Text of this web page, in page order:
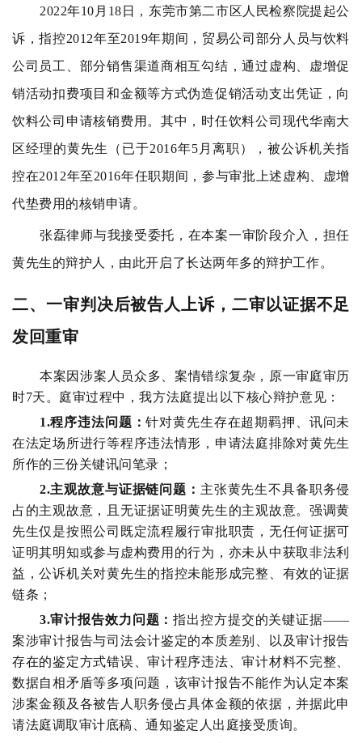
2022年10月18日，东莞市第二市区人民检察院提起公
诉，指控2012年至2019年期间，贸易公司部分人员与饮料
公司员工、部分销售渠道商相互勾结，通过虚构、虚增促
销活动扣费项目和金额等方式伪造促销活动支出凭证，向
饮料公司申请核销费用。其中，时任饮料公司现代华南大
区经理的黄先生（已于2016年5月离职），被公诉机关指
控在2012年至2016年任职期间，参与审批上述虚构、虚增
代垫费用的核销申请。
张磊律师与我接受委托，在本案一审阶段介入，担任
黄先生的辩护人，由此开启了长达两年多的辩护工作。
二、一审判决后被告人上诉，二审以证据不足
发回重审
本案因涉案人员众多、案情错综复杂，原一审庭审历
时7天。庭审过程中，我方法庭提出以下核心辩护意见：
1.程序违法问题：针对黄先生存在超期羁押、讯问未
在法定场所进行等程序违法情形，申请法庭排除对黄先生
所作的三份关键讯问笔录；
2.主观故意与证据链问题： 主张黄先生不具备职务侵
占的主观故意，且无证据证明黄先生的主观故意。强调黄
先生仅是按照公司既定流程履行审批职责，无任何证据可
证明其明知或参与虚构费用的行为，亦未从中获取非法利
益，公诉机关对黄先生的指控未能形成完整、有效的证据
链条；
3.审计报告效力问题：指出控方提交的关键证据——
案涉审计报告与司法会计鉴定的本质差别、以及审计报告
存在的鉴定方式错误、审计程序违法、审计材料不完整、
数据自相矛盾等多项问题，该审计报告不能作为认定本案
涉案金额及各被告人职务侵占具体金额的依据，并据此申
请法庭调取审计底稿、通知鉴定人出庭接受质询。